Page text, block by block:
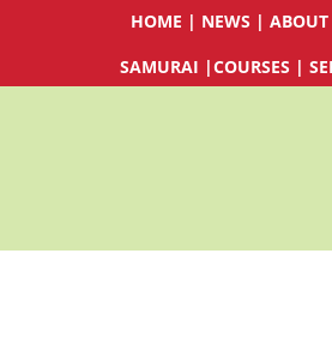
HOME | NEWS | ABOUT
SAMURAI |COURSES |